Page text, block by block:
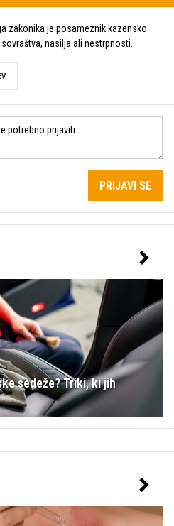
zakonika je posameznik kazensko
nasilja ali nestrpnosti.
PRIJAVI SE
sedeže? Triki, ki jih